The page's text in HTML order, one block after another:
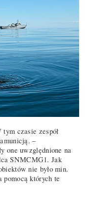
czasie zespół
–
one uwzględnione na
SNMCMG1. Jak
nie było min.
których te